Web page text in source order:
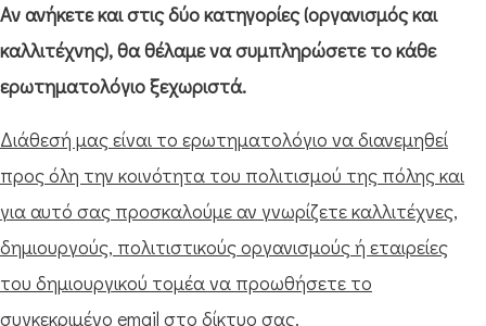
Αν ανήκετε και στις δύο κατηγορίες (οργανισμός και
καλλιτέχνης), θα θέλαμε να συμπληρώσετε το κάθε
ερωτηματολόγιο ξεχωριστά.
Διάθεσή μας είναι το ερωτηματολόγιο να διανεμηθεί
προς όλη την κοινότητα του πολιτισμού της πόλης και
για αυτό σας προσκαλούμε αν γνωρίζετε καλλιτέχνες,
δημιουργούς, πολιτιστικούς οργανισμούς ή εταιρείες
του δημιουργικού τομέα να προωθήσετε το
συγκεκριμένο email στο δίκτυο σας.